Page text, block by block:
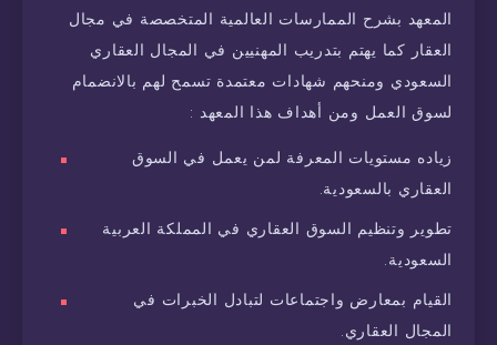
المعهد بشرح الممارسات العالمية المتخصصة في مجال
العقار كما يهتم بتدريب المهنيين في المجال العقاري
السعودي ومنحهم شهادات معتمدة تسمح لهم بالانضمام
لسوق العمل ومن أهداف هذا المعهد :
زياده مستويات المعرفة لمن يعمل في السوق
العقاري بالسعودية.
تطوير وتنظيم السوق العقاري في المملكة العربية
السعودية.
القيام بمعارض واجتماعات لتبادل الخبرات في
المجال العقاري.